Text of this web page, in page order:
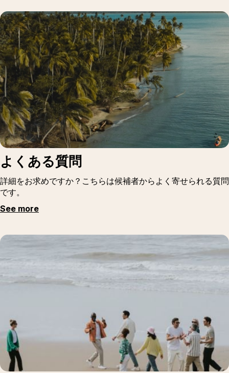
よくある質問
詳細をお求めですか？こちらは候補者からよく寄せられる質問
です。
See more